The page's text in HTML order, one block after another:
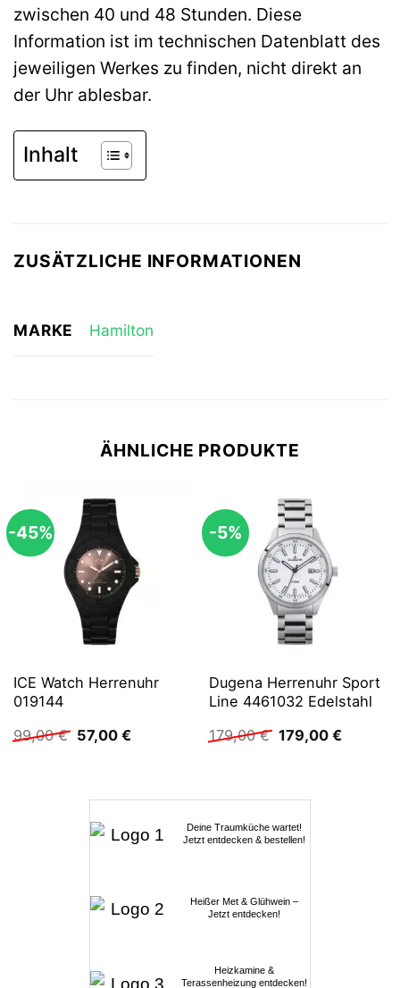
zwischen 40 und 48 Stunden. Diese
Information ist im technischen Datenblatt des
jeweiligen Werkes zu finden, nicht direkt an
der Uhr ablesbar.
Inhalt
ZUSÄTZLICHE INFORMATIONEN
MARKE Hamilton
ÄHNLICHE PRODUKTE
-45%
ICE Watch Herrenuhr
019144
99,00€ Ursprünglicher
Preis
57,00 €Aktueller
-5%
Dugena Herrenuhr Sport
Line 4461032 Edelstahl
179,00€ Ursprünglicher
Preis
179,00 €
Deine Traumküche wartet!
Jetzt entdecken & bestellen!
Heißer Met & Glühwein –
Jetzt entdecken!
Heizkamine &
Terassenheizung entdecken!